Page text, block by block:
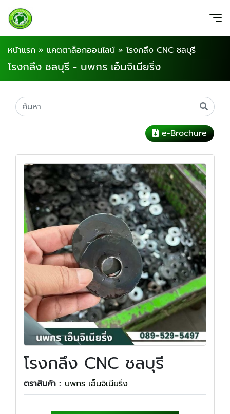
หน้าแรก » แคตตาล็อกออนไลน์ » โรงกลึง CNC ชลบุรี
โรงกลึง ชลบุรี - นพกร เอ็นจิเนียริ่ง
e-Brochure
โรงกลึง CNC ชลบุรี
ตราสินค้า : นพกร เอ็นจิเนียริ่ง